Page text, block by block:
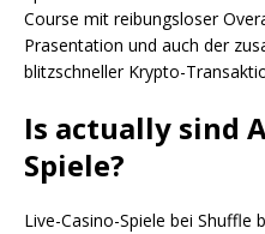
Course mit reibungsloser
Prasentation und auch der
blitzschneller Krypto-
Is actually sind
Spiele?
Live-Casino-Spiele bei Shuffle